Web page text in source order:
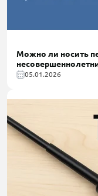
Можно ли носить
05.01.2026